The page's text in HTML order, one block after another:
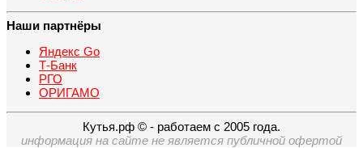
Наши партнёры
Яндекс Go
Т-Банк
РГО
ОРИГАМО
Кутья.рф © - работаем с 2005 года.
информация на сайте не является публичной офертой